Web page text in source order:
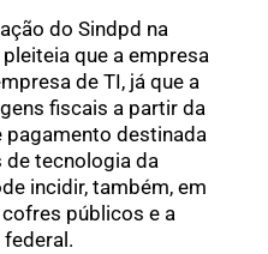
do Sindpd na
que a empresa
de TI, já que a
fiscais a partir da
pagamento destinada
de tecnologia da
incidir, também, em
públicos e a